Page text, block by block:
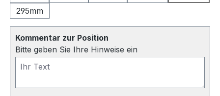
295mm
Kommentar zur Position
Bitte geben Sie Ihre Hinweise ein